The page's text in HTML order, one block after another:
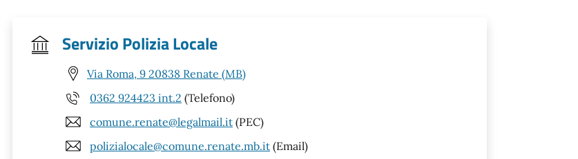
Servizio Polizia Locale
Via Roma, 9 20838 Renate (MB)
0362 924423 int.2 (Telefono)
comune.renate@legalmail.it (PEC)
polizialocale@comune.renate.mb.it (Email)